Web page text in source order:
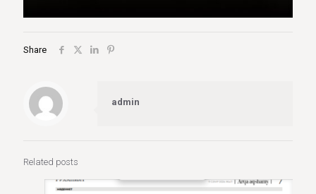
Share
admin
Related posts